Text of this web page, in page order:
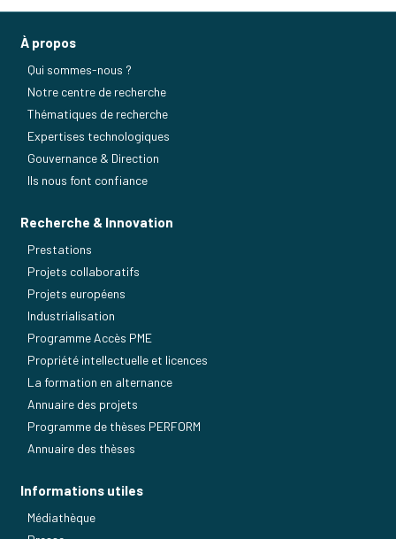
À propos
Qui sommes-nous ?
Notre centre de recherche
Thématiques de recherche
Expertises technologiques
Gouvernance & Direction
Ils nous font confiance
Recherche & Innovation
Prestations
Projets collaboratifs
Projets européens
Industrialisation
Programme Accès PME
Propriété intellectuelle et licences
La formation en alternance
Annuaire des projets
Programme de thèses PERFORM
Annuaire des thèses
Informations utiles
Médiathèque